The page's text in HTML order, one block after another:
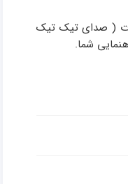
( صدای تیک تیک
شما.